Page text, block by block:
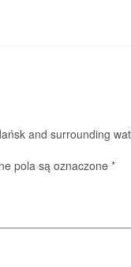
and surrounding
pola są oznaczone*